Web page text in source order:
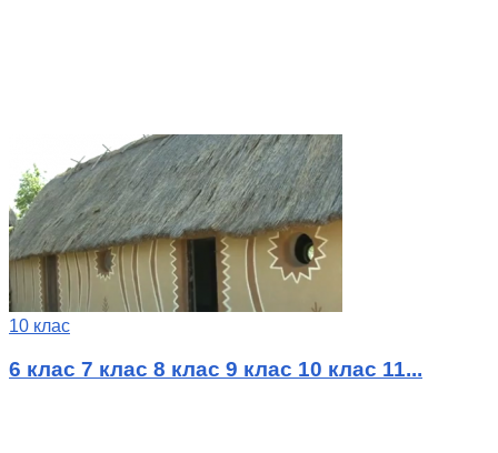
10 клас
6 клас 7 клас 8 клас 9 клас 10 клас 11...